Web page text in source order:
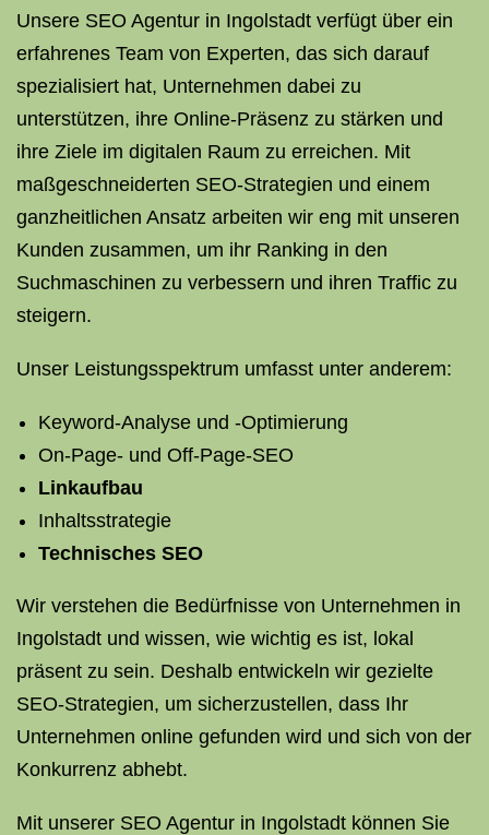
Unsere SEO Agentur in Ingolstadt verfügt über ein
erfahrenes Team von Experten, das sich darauf
spezialisiert hat, Unternehmen dabei zu
unterstützen, ihre Online-Präsenz zu stärken und
ihre Ziele im digitalen Raum zu erreichen. Mit
maßgeschneiderten SEO-Strategien und einem
ganzheitlichen Ansatz arbeiten wir eng mit unseren
Kunden zusammen, um ihr Ranking in den
Suchmaschinen zu verbessern und ihren Traffic zu
steigern.
Unser Leistungsspektrum umfasst unter anderem:
Keyword-Analyse und -Optimierung
On-Page- und Off-Page-SEO
Linkaufbau
Inhaltsstrategie
Technisches SEO
Wir verstehen die Bedürfnisse von Unternehmen in
Ingolstadt und wissen, wie wichtig es ist, lokal
präsent zu sein. Deshalb entwickeln wir gezielte
SEO-Strategien, um sicherzustellen, dass Ihr
Unternehmen online gefunden wird und sich von der
Konkurrenz abhebt.
Mit unserer SEO Agentur in Ingolstadt können Sie